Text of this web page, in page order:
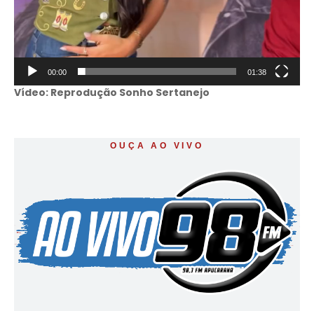
00:00 01:38
Vídeo: Reprodução Sonho Sertanejo
OUÇA AO VIVO